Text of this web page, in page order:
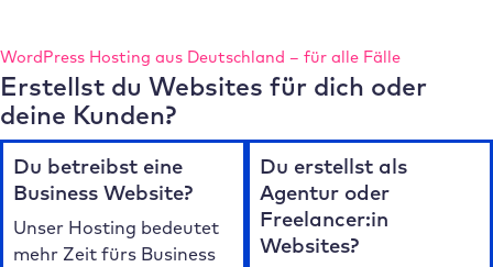
WordPress Hosting aus Deutschland – für alle Fälle
Erstellst du Websites für dich oder
deine Kunden?
Du betreibst eine
Business Website?
Unser Hosting bedeutet
mehr Zeit fürs Business
Du erstellst als
Agentur oder
Freelancer:in
Websites?